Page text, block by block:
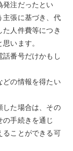
発注だったとい
主張に基づき、代
人件費等につき
います。
番号だけかもし
どの情報を得たい
した場合は、その
手続きを通じ
ることができる可